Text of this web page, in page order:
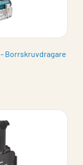
- Borrskruvdragare